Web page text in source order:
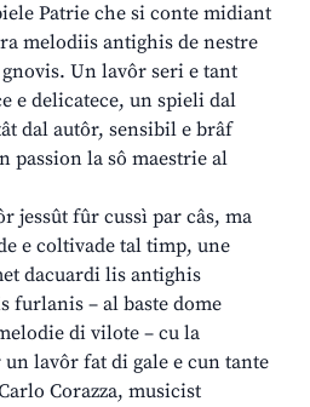
Patrie che si conte midiant
melodiis antighis de nestre
Un lavôr seri e tant
e delicatece, un spieli dal
dal autôr, sensibil e brâf
passion la sô maestrie al
jessût fûr cussì par câs, ma
e coltivade tal timp, une
dacuardi lis antighis
furlanis – al baste dome
di vilote – cu la
lavôr fat di gale e cun tante
Corazza, musicist